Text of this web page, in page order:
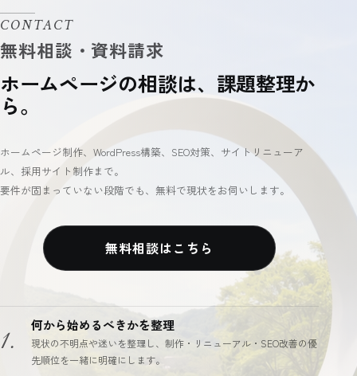
CONTACT
ホームページの相談は、課題整理か
ら。
ホームページ制作、WordPress構築、SEO対策、サイトリニューア
ル、採用サイト制作まで。
要件が固まっていない段階でも、無料で現状をお伺いします。
無料相談はこちら
1.
何から始めるべきかを整理
現状の不明点や迷いを整理し、制作・リニューアル・SEO改善の優
先順位を一緒に明確にします。